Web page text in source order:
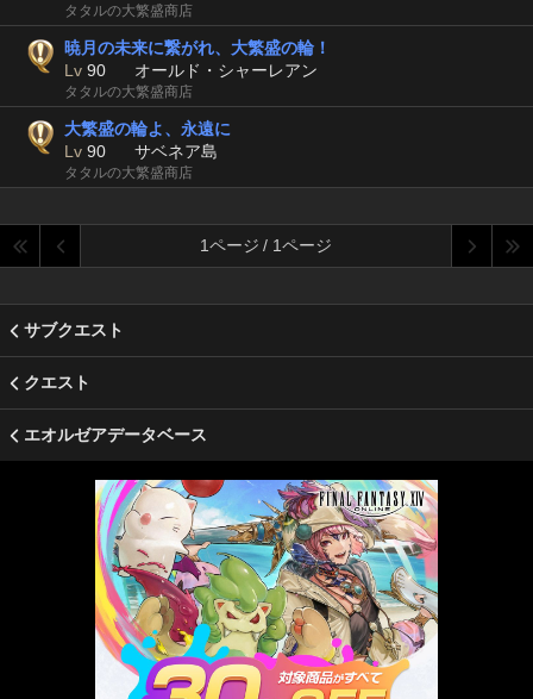
タタルの大繁盛商店
暁月の未来に繋がれ、大繁盛の輪！
Lv 90 オールド・シャーレアン
タタルの大繁盛商店
大繁盛の輪よ、永遠に
Lv 90 サベネア島
タタルの大繁盛商店
1ページ / 1ページ
サブクエスト
クエスト
エオルゼアデータベース